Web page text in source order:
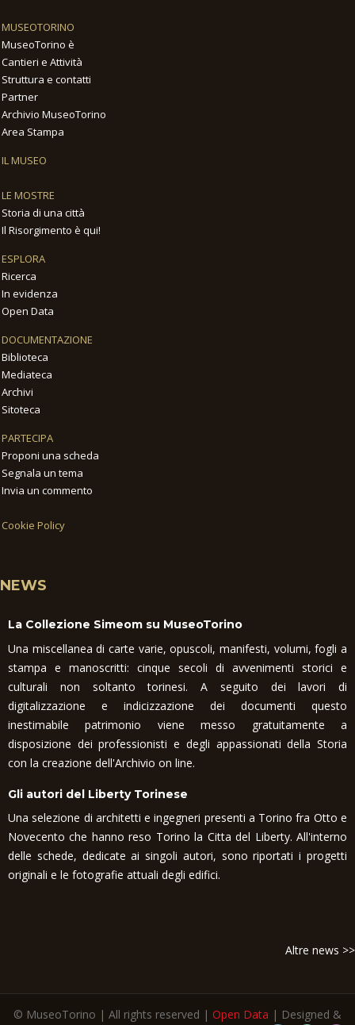
MUSEOTORINO
MuseoTorino è
Cantieri e Attività
Struttura e contatti
Partner
Archivio MuseoTorino
Area Stampa
IL MUSEO
LE MOSTRE
Storia di una città
Il Risorgimento è qui!
ESPLORA
Ricerca
In evidenza
Open Data
DOCUMENTAZIONE
Biblioteca
Mediateca
Archivi
Sitoteca
PARTECIPA
Proponi una scheda
Segnala un tema
Invia un commento
Cookie Policy
NEWS
La Collezione Simeom su MuseoTorino
Una miscellanea di carte varie, opuscoli, manifesti, volumi, fogli a
stampa e manoscritti: cinque secoli di avvenimenti storici e
culturali non soltanto torinesi. A seguito dei lavori di
digitalizzazione e indicizzazione dei documenti questo
inestimabile patrimonio viene messo gratuitamente a
disposizione dei professionisti e degli appassionati della Storia
con la creazione dell'Archivio on line.
Gli autori del Liberty Torinese
Una selezione di architetti e ingegneri presenti a Torino fra Otto e
Novecento che hanno reso Torino la Citta del Liberty. All'interno
delle schede, dedicate ai singoli autori, sono riportati i progetti
originali e le fotografie attuali degli edifici.
Altre news >>
© MuseoTorino | All rights reserved | Open Data | Designed &